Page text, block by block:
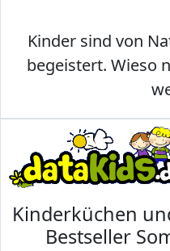
Kinder sind von
begeistert. Wieso
Kinderküchen
Bestseller